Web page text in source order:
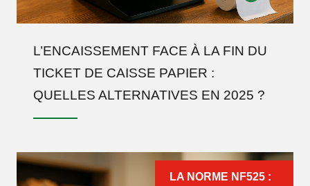
L’ENCAISSEMENT FACE À LA FIN DU
TICKET DE CAISSE PAPIER :
QUELLES ALTERNATIVES EN 2025 ?
LA NORME NF525 :